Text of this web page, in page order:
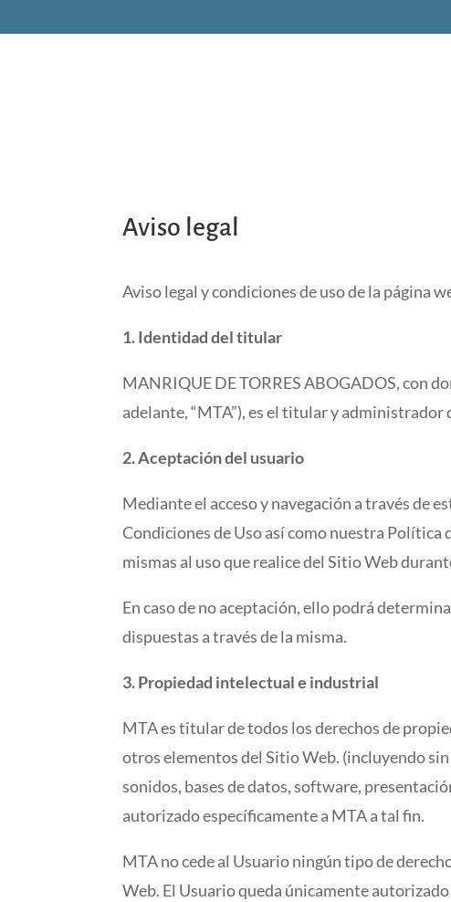
Aviso legal
Aviso legal y condiciones de uso de la página
1. Identidad del titular
MANRIQUE DE TORRES ABOGADOS, con
adelante, “MTA”), es el titular y
2. Aceptación del usuario
Mediante el acceso y navegación a través de
Condiciones de Uso así como nuestra Política
mismas al uso que realice del Sitio Web
En caso de no aceptación, ello podrá
dispuestas a través de la misma.
3. Propiedad intelectual e industrial
MTA es titular de todos los derechos de
otros elementos del Sitio Web. (incluyendo
sonidos, bases de datos, software,
autorizado específicamente a MTA a tal fin.
MTA no cede al Usuario ningún tipo de
Web. El Usuario queda únicamente